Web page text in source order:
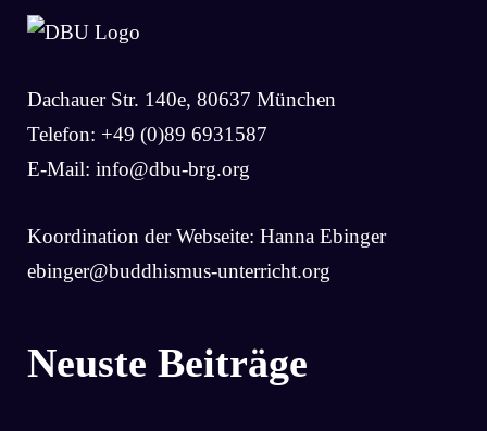
Dachauer Str. 140e, 80637 München
Telefon: +49 (0)89 6931587
E-Mail: info@dbu-brg.org
Koordination der Webseite: Hanna Ebinger
ebinger@buddhismus-unterricht.org
Neuste Beiträge